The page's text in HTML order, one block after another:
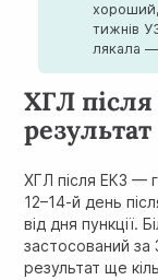
тижнів
лякала
ХГЛ
результат
ХГЛ після ЕКЗ —
12–14-й день
від дня пункції.
застосований за
результат ще